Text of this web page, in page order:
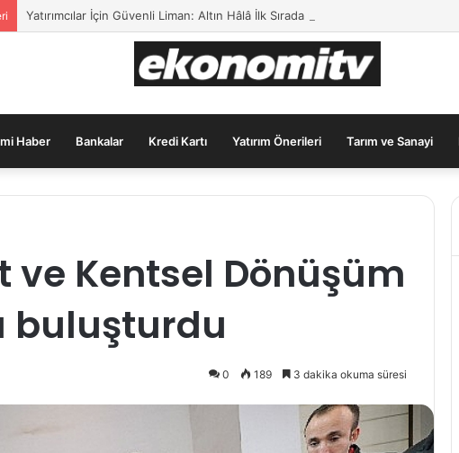
Yatırımcılar İçin Güvenli Liman: Altın Hâlâ İlk Sırada mı?
Haber Bankalar Kredi Kartı Yatırım Önerileri Tarım ve Sanayi
ve Kentsel Dönüşüm
buluşturdu
0 189 3 dakika okuma süresi